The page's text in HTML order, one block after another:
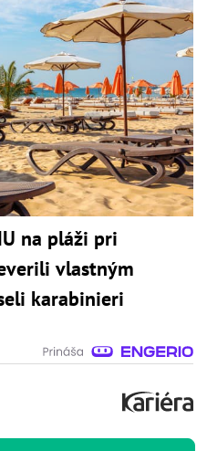
na pláži pri
vlastným
karabinieri